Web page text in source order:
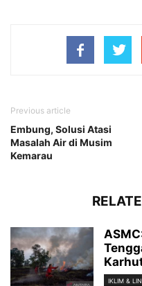
Previous article
Embung, Solusi Atasi
Masalah Air di Musim
Kemarau
IKLIM &